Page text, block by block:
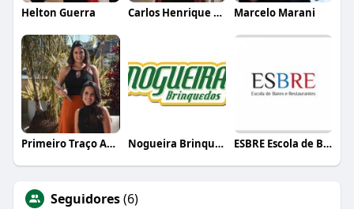
Helton Guerra Carlos Henrique de Faria Vasconcelos Marcelo Marani
Primeiro Traço Arquitetura Nogueira Brinquedos ESBRE Escola de Bares e Restaurantes
Seguidores(6)